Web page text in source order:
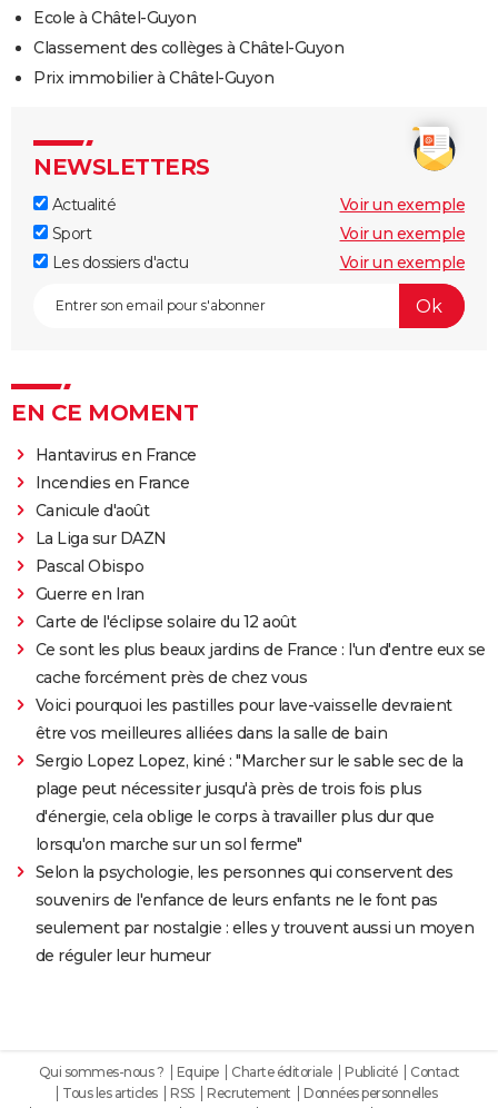
Ecole à Châtel-Guyon
Classement des collèges à Châtel-Guyon
Prix immobilier à Châtel-Guyon
NEWSLETTERS
Actualité
Voir un exemple
Sport
Voir un exemple
Les dossiers d'actu
Voir un exemple
EN CE MOMENT
Hantavirus en France
Incendies en France
Canicule d'août
La Liga sur DAZN
Pascal Obispo
Guerre en Iran
Carte de l'éclipse solaire du 12 août
Ce sont les plus beaux jardins de France : l'un d'entre eux se
cache forcément près de chez vous
Voici pourquoi les pastilles pour lave-vaisselle devraient
être vos meilleures alliées dans la salle de bain
Sergio Lopez Lopez, kiné : "Marcher sur le sable sec de la
plage peut nécessiter jusqu'à près de trois fois plus
d'énergie, cela oblige le corps à travailler plus dur que
lorsqu'on marche sur un sol ferme"
Selon la psychologie, les personnes qui conservent des
souvenirs de l'enfance de leurs enfants ne le font pas
seulement par nostalgie : elles y trouvent aussi un moyen
de réguler leur humeur
Qui sommes-nous ? Equipe Charte éditoriale Publicité
Contact
Tous les articles
RSS Recrutement
Données personnelles